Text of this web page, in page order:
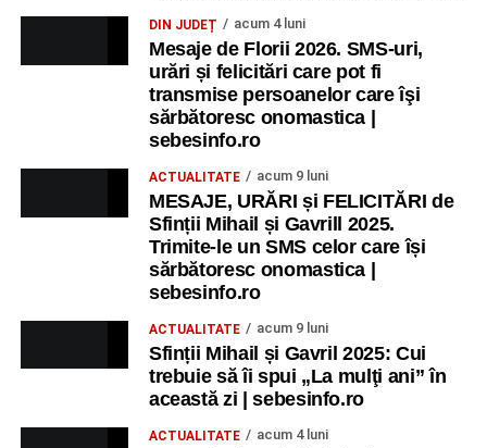
DIN JUDEȚ acum 4 luni
Mesaje de Florii 2026. SMS-uri,
urări și felicitări care pot fi
transmise persoanelor care îşi
sărbătoresc onomastica |
sebesinfo.ro
ACTUALITATE acum 9 luni
MESAJE, URĂRI și FELICITĂRI de
Sfinții Mihail și Gavrill 2025.
Trimite-le un SMS celor care își
sărbătoresc onomastica |
sebesinfo.ro
ACTUALITATE acum 9 luni
Sfinții Mihail și Gavril 2025: Cui
trebuie să îi spui „La mulţi ani” în
această zi | sebesinfo.ro
ACTUALITATE acum 4 luni